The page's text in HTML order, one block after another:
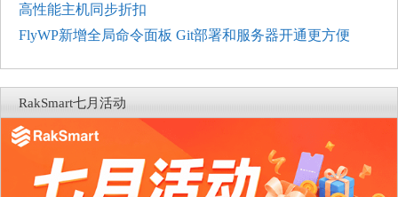
高性能主机同步折扣
FlyWP新增全局命令面板 Git部署和服务器开通更方便
RakSmart七月活动